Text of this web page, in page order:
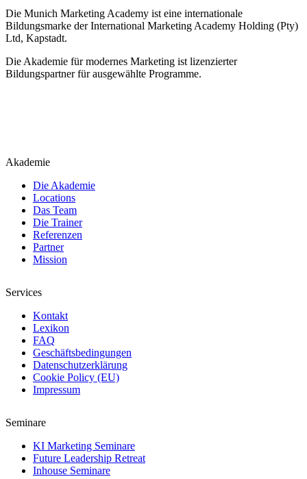
Die Munich Marketing Academy ist eine internationale
Bildungsmarke der International Marketing Academy Holding (Pty)
Ltd, Kapstadt.
Die Akademie für modernes Marketing ist lizenzierter
Bildungspartner für ausgewählte Programme.
Akademie
Die Akademie
Locations
Das Team
Die Trainer
Referenzen
Partner
Mission
Services
Kontakt
Lexikon
FAQ
Geschäftsbedingungen
Datenschutzerklärung
Cookie Policy (EU)
Impressum
Seminare
KI Marketing Seminare
Future Leadership Retreat
Inhouse Seminare